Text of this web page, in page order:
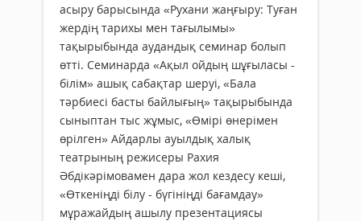
асыру барысында «Рухани жаңғыру: Туған
жердің тарихы мен тағылымы»
тақырыбында аудандық семинар болып
өтті. Семинарда «Ақыл ойдың шұғыласы -
білім» ашық сабақтар шеруі, «Бала
тәрбиесі басты байлығың» тақырыбында
сыныптан тыс жұмыс, «Өмірі өнерімен
өрілген» Айдарлы ауылдық халық
театрының режисеры Рахия
Әбдікәрімовамен дара жол кездесу кеші,
«Өткеніңді білу - бүгініңді бағамдау»
мұражайдың ашылу презентациясы